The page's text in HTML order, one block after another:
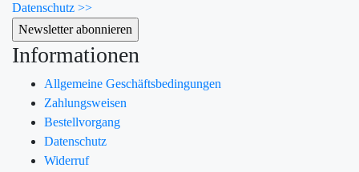
Datenschutz >>
Informationen
Allgemeine Geschäftsbedingungen
Zahlungsweisen
Bestellvorgang
Datenschutz
Widerruf